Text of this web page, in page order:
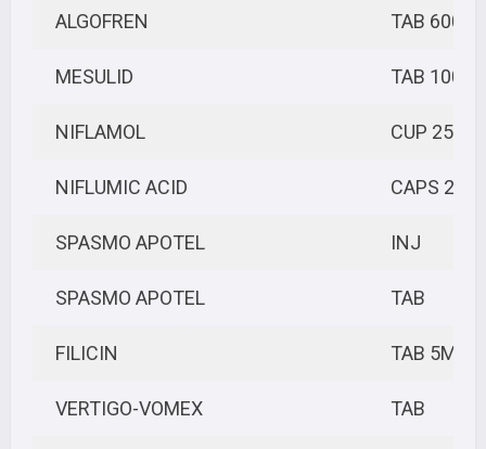
ALGOFREN TAB
MESULID TAB
NIFLAMOL CUP
NIFLUMIC ACID CAPS
SPASMO APOTEL INJ
SPASMO APOTEL TAB
FILICIN TAB 5MG
VERTIGO-VOMEX TAB